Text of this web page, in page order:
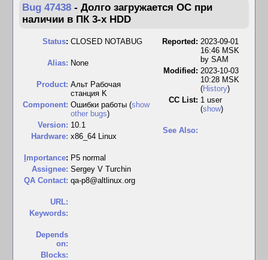
Bug 47438 - Долго загружается ОС при
наличии в ПК 3-х HDD
Status: CLOSED NOTABUG
Alias: None
Product: Альт Рабочая
станция K
Component: Ошибки работы (show
other bugs)
Version: 10.1
Hardware: x86_64 Linux
mportance: P5 normal
Assignee: Sergey V Turchin
QA Contact: qa-p8@altlinux.org
URL:
Keywords:
Depends
on:
Blocks:
Reported: 2023-09-01
16:46 MSK
by SAM
Modified: 2023-10-03
10:28 MSK
(History)
CC List: 1 user
(show)
See Also: